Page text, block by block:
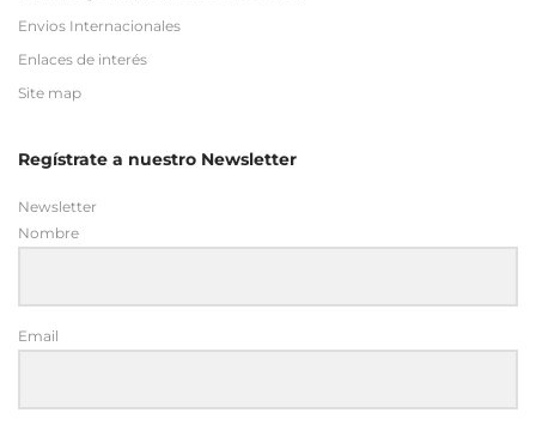
Regístrate a nuestro Newsletter
Newsletter
Email